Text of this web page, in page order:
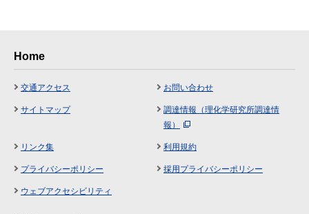
Home
交通アクセス お問い合わせ
サイトマップ
調達情報（理化学研究所調達情
報）
リンク集 利用規約
プライバシーポリシー 採用プライバシーポリシー
ウェブアクセシビリティ